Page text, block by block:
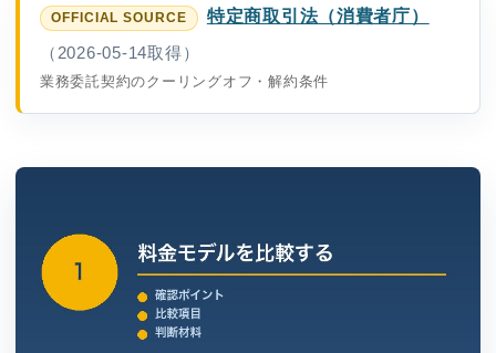
特定商取引法（消費者庁）
（2026-05-14取得）
業務委託契約のクーリングオフ・解約条件